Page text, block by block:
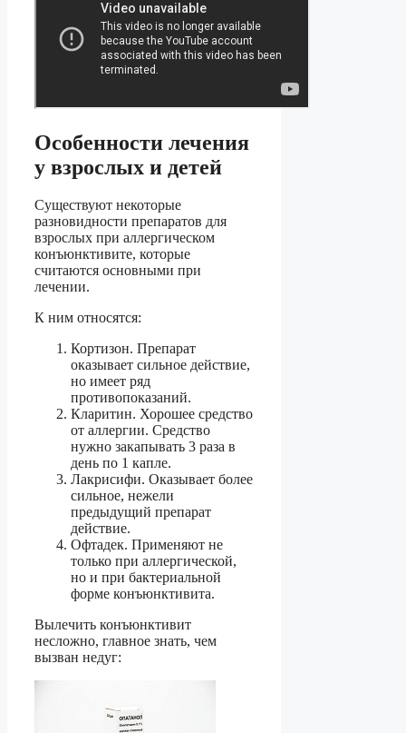
Особенности лечения
у взрослых и детей
Существуют некоторые
разновидности препаратов для
взрослых при аллергическом
конъюнктивите, которые
считаются основными при
лечении.
К ним относятся:
Кортизон. Препарат
оказывает сильное действие,
но имеет ряд
противопоказаний.
Кларитин. Хорошее средство
от аллергии. Средство
нужно закапывать 3 раза в
день по 1 капле.
Лакрисифи. Оказывает более
сильное, нежели
предыдущий препарат
действие.
Офтадек. Применяют не
только при аллергической,
но и при бактериальной
форме конъюнктивита.
Вылечить конъюнктивит
несложно, главное знать, чем
вызван недуг: